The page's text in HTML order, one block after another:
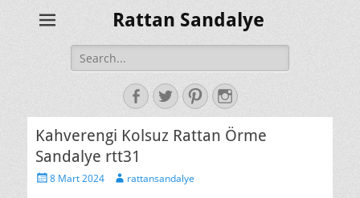
Rattan Sandalye
Search
for:
Facebook
TwitterPinterestInstagram
Kahverengi Kolsuz Rattan Örme
Sandalye rtt31
Posted8 Mart 2024 Authorrattansandalye